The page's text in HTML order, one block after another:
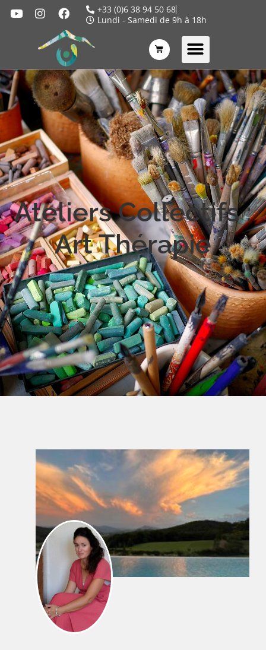
+33 (0)6 38 94 50 68
Lundi - Samedi de 9h à 18h
Ateliers Collectifs :
Art Thérapie